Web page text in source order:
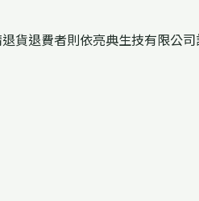
貨退費者則依亮典生技有限公